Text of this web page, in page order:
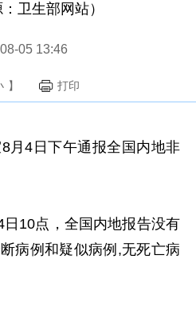
：卫生部网站）
05 13:46
】 打印
4日下午通报全国内地非
10点，全国内地报告没有
病例和疑似病例,无死亡病